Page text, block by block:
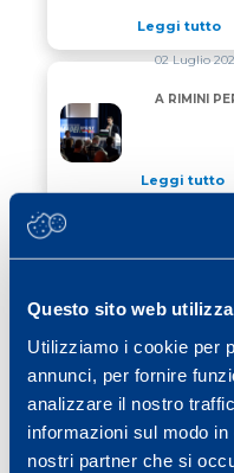
Questo sito web
Utilizziamo i cookie per
annunci, per fornire
analizzare il nostro
informazioni sul modo
nostri partner che si
Leggi tutto
A RIMINI PER
02 Luglio
A RIMINI
Leggi tutto
LE NUOVE
12 Giugno
LE NUOVE
SCENDE IN